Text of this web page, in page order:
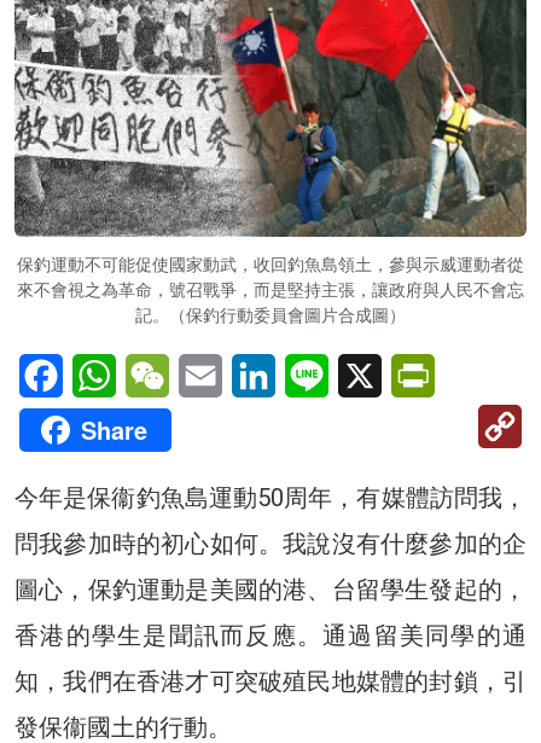
保釣運動不可能促使國家動武，收回釣魚島領土，參與示威運動者從
來不會視之為革命，號召戰爭，而是堅持主張，讓政府與人民不會忘
記。（保釣行動委員會圖片合成圖）
FacebookWhatsAppWeChatEmail LinkedInLine X
Share
今年是保衞釣魚島運動50周年，有媒體訪問我，
問我參加時的初心如何。我說沒有什麼參加的企
圖心，保釣運動是美國的港、台留學生發起的，
香港的學生是聞訊而反應。通過留美同學的通
知，我們在香港才可突破殖民地媒體的封鎖，引
發保衞國土的行動。